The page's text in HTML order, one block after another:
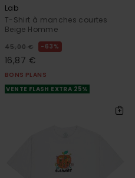
Lab
T-Shirt à manches courtes
Beige Homme
45,00 € 63%
16,87 €
BONS PLANS
VENTE FLASH EXTRA 25%